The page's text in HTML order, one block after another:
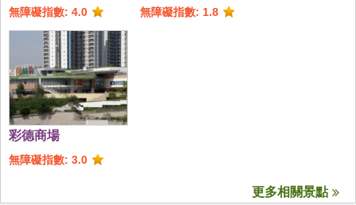
無障礙指數: 4.0 無障礙指數: 1.8
彩德商場
無障礙指數: 3.0
更多相關景點